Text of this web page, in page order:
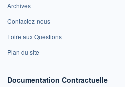
Archives
Contactez-nous
Foire aux Questions
Plan du site
Documentation Contractuelle